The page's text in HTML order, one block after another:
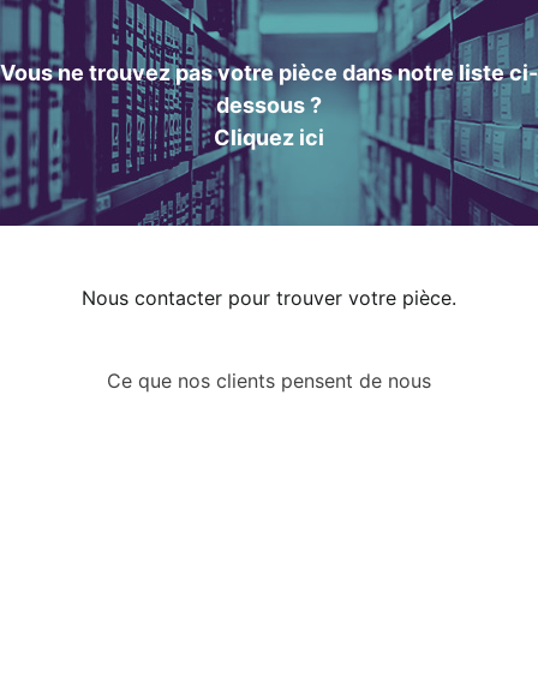
Vous ne trouvez pas votre pièce dans notre liste ci-
dessous ?
Cliquez ici
Nous contacter pour trouver votre pièce.
Ce que nos clients pensent de nous